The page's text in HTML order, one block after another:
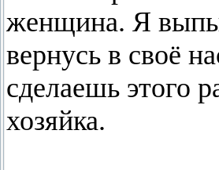
женщина. Я
вернусь в своё
сделаешь этого
хозяйка.